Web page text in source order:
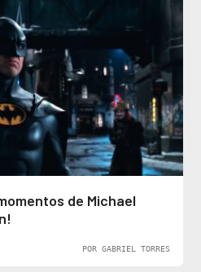
de Michael
POR GABRIEL TORRES